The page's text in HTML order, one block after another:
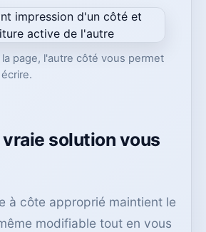
page, l'autre côté vous permet
vraie solution vous
à côte approprié maintient le
modifiable tout en vous